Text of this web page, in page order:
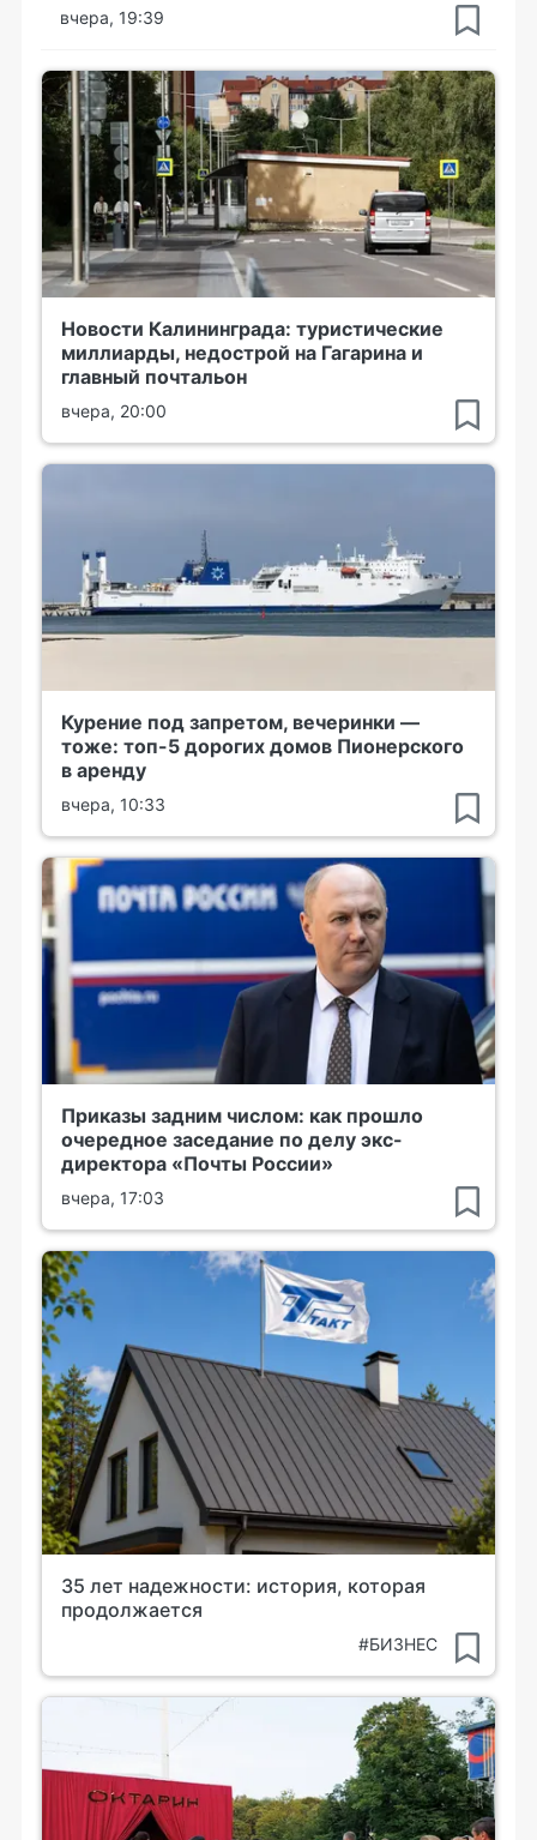
вчера, 19:39
Новости Калининграда: туристические
миллиарды, недострой на Гагарина и
главный почтальон
вчера, 20:00
Курение под запретом, вечеринки —
тоже: топ-5 дорогих домов Пионерского
в аренду
вчера, 10:33
Приказы задним числом: как прошло
очередное заседание по делу экс-
директора «Почты России»
вчера, 17:03
35 лет надежности: история, которая
продолжается
#БИЗНЕС